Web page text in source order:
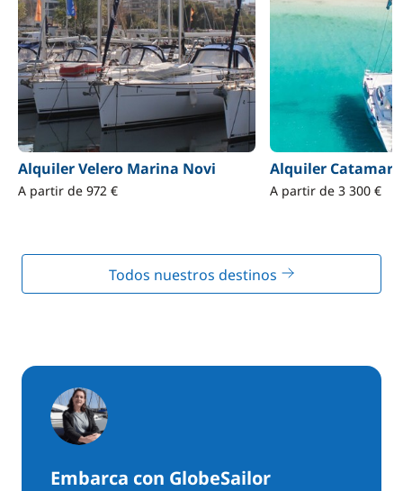
Alquiler Velero Marina Novi
A partir de 972 €
Alquiler
A partir de 3 300 €
Todos nuestros destinos
Embarca con GlobeSailor